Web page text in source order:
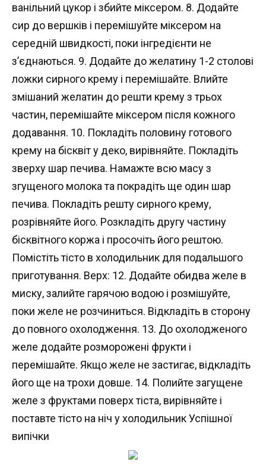
ванільний цукор і збийте міксером. 8. Додайте
сир до вершків і перемішуйте міксером на
середній швидкості, поки інгредієнти не
з’єднаються. 9. Додайте до желатину 1-2 столові
ложки сирного крему і перемішайте. Влийте
змішаний желатин до решти крему з трьох
частин, перемішайте міксером після кожного
додавання. 10. Покладіть половину готового
крему на бісквіт у деко, вирівняйте. Покладіть
зверху шар печива. Намажте всю масу з
згущеного молока та покрадіть ще один шар
печива. Покладіть решту сирного крему,
розрівняйте його. Розкладіть другу частину
бісквітного коржа і просочіть його рештою.
Помістіть тісто в холодильник для подальшого
приготування. Верх: 12. Додайте обидва желе в
миску, залийте гарячою водою і розмішуйте,
поки желе не розчиниться. Відкладіть в сторону
до повного охолодження. 13. До охолодженого
желе додайте розморожені фрукти і
перемішайте. Якщо желе не застигає, відкладіть
його ще на трохи довше. 14. Полийте загущене
желе з фруктами поверх тіста, вирівняйте і
поставте тісто на ніч у холодильник Успішної
випічки